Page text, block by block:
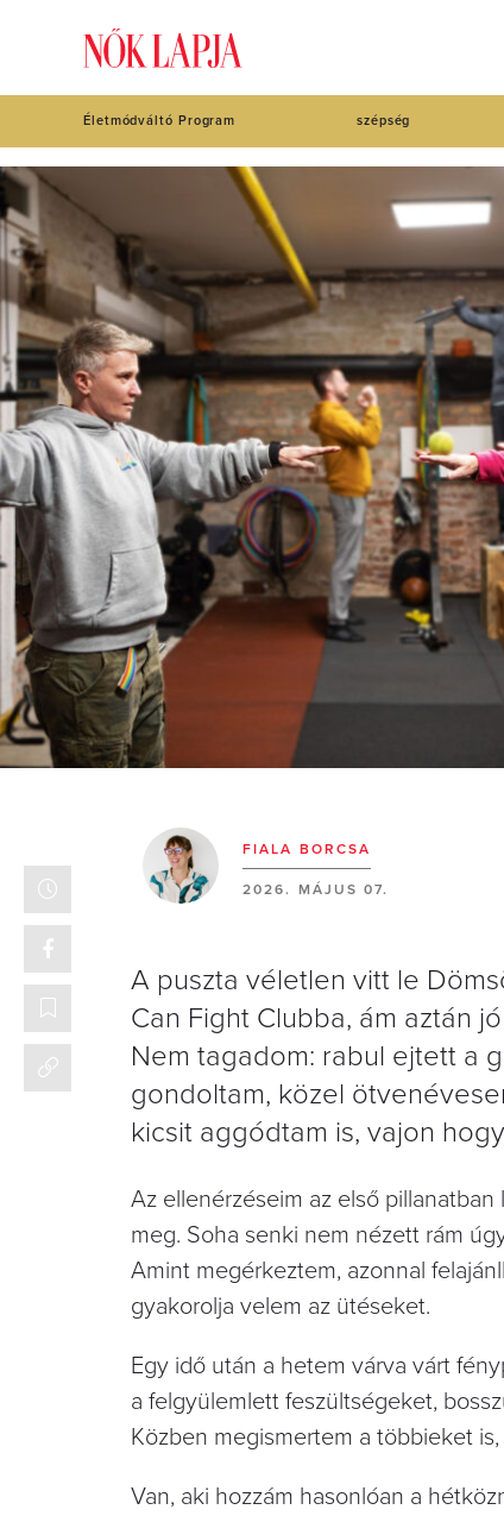
Életmódváltó Program szépség
FIALA BORCSA
2026. MÁJUS 07.
A puszta véletlen vitt le
Can Fight Clubba, ám aztán
Nem tagadom: rabul ejtett a
gondoltam, közel
kicsit aggódtam is, vajon
Az ellenérzéseim az első
meg. Soha senki nem nézett rám
Amint megérkeztem, azonnal
gyakorolja velem az ütéseket.
Egy idő után a hetem várva várt
a felgyülemlett feszültségeket,
Közben megismertem a többieket
Van, aki hozzám hasonlóan­ a